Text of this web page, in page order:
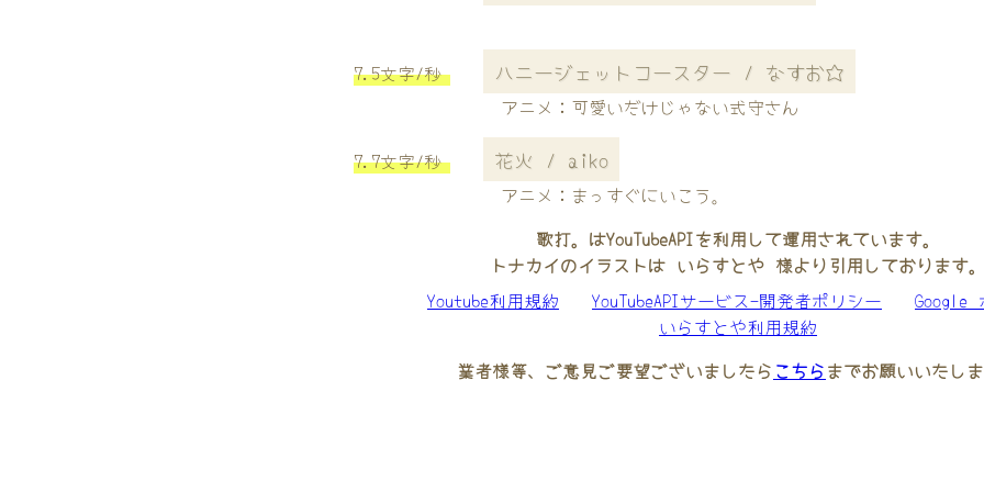
7.5文字/秒 ハニージェットコースター / なすお☆
アニメ：可愛いだけじゃない式守さん
7.7文字/秒 花火 / aiko
アニメ：まっすぐにいこう。
歌打。はYouTubeAPIを利用して運用されています。
トナカイのイラストは いらすとや 様より引用しております。
Youtube利用規約
YouTubeAPIサービス-開発者ポリシー
Google
いらすとや利用規約
業者様等、ご意見ご要望ございましたら こちらまでお願いいたしま